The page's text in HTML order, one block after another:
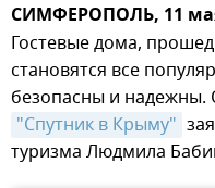
СИМФЕРОПОЛЬ, 11
Гостевые дома,
становятся все
безопасны и надежны.
"Спутник в Крыму"
туризма Людмила